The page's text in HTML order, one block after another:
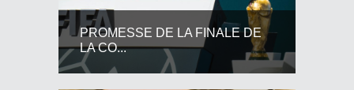
PROMESSE DE LA FINALE DE
LA CO...